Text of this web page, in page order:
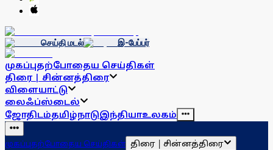
செய்தி மடல் இ-பேப்பர்
முகப்புதற்போதைய செய்திகள்
திரை | சின்னத்திரை
விளையாட்டு
லைஃப்ஸ்டைல்
ஜோதிடம்தமிழ்நாடுஇந்தியாஉலகம்
முகப்புதற்போதைய செய்திகள் திரை | சின்னத்திரை